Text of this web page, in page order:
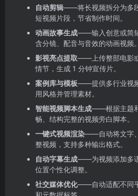
自动剪辑——将长视频拆分为多
短视频片段，节省制作时间。
动画故事生成——输入创意或简
含分镜、配音与音效的动画视频。
影视亮点提取——上传整部电影
情节，生成 1 分钟宣传片。
案例库与模板——提供多行业视
用风格并管理素材。
智能视频脚本生成——根据主题
畅、结构完整的视频旁白脚本。
一键式视频渲染——自动将文字
整视频，支持多种输出格式。
自动字幕生成——为视频添加多
位置个性化调整。
社交媒体优化——自动适配不同